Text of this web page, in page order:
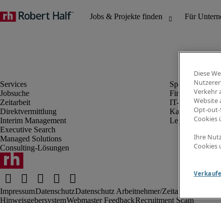
Jobsuche
Zeitarbeit
Direktvermittlung
Interim Management
Executive Search
Managed Solutions
Consulting-Lösungen
Finanz- &
IT-Bereich
Legal
ImpressumDatenschutzDatenschutz Arbeitnehmer/Zeitarbeitskräfte
HinweisgebersystemWebmaster FeedbackRecruitment Scam
Diese
Verkehr
Website
Opt-out-
Cookies
Ihre
Cookies